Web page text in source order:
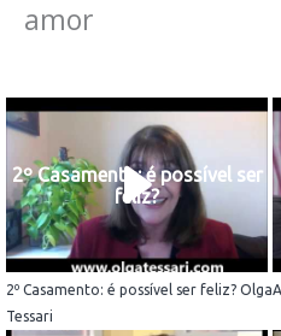
amor
2º Casamento: é possível ser
feliz?
2º Casamento: é possível ser feliz? Olga
Tessari